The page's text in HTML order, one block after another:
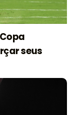
seus